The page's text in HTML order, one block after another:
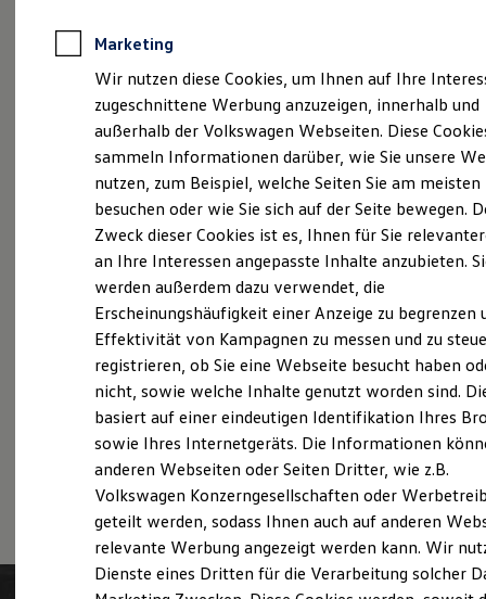
Anpfiff zum Gewinn
Elektroautos
ID. Tutorials
Der neue ID. Polo
Der ID.4
Der ID.4 GTX
Der ID.5 GTX
Der ID.7 GTX
Der ID.7 Tourer
Der ID.7 GTX Tourer
Der neue ID. Cross
Elektrofahrzeugkonzepte
ID. EVERY1
Reichweite
Reichweite der ID. Modelle
Reichweite im Winter
Rekuperation
Laden unterwegs
Laden Zuhause
Ladestationen finden
Ladezeitensimulator
Batterie
Sicherheit
Garantie und Lebensdauer
Probefahrt vereinbaren
Fahrzeugangebot anfordern
Servicetermin buchen
Serviceanfrage stellen
Marketing
Wir nutzen diese Cookies, um Ihnen auf Ihre
zugeschnittene Werbung anzuzeigen, innerhalb und
außerhalb der Volkswagen Webseiten. Diese
sammeln Informationen darüber, wie Sie unsere
nutzen, zum Beispiel, welche Seiten Sie am meisten
besuchen oder wie Sie sich auf der Seite bewegen.
Zweck dieser Cookies ist es, Ihnen für Sie
an Ihre Interessen angepasste Inhalte anzubieten.
werden außerdem dazu verwendet, die
Erscheinungshäufigkeit einer Anzeige zu begrenzen
Effektivität von Kampagnen zu messen und zu
registrieren, ob Sie eine Webseite besucht haben
nicht, sowie welche Inhalte genutzt worden sind.
basiert auf einer eindeutigen Identifikation Ihres
sowie Ihres Internetgeräts. Die Informationen
anderen Webseiten oder Seiten Dritter, wie z.B.
Volkswagen Konzerngesellschaften oder
geteilt werden, sodass Ihnen auch auf anderen
relevante Werbung angezeigt werden kann. Wir
Dienste eines Dritten für die Verarbeitung solcher